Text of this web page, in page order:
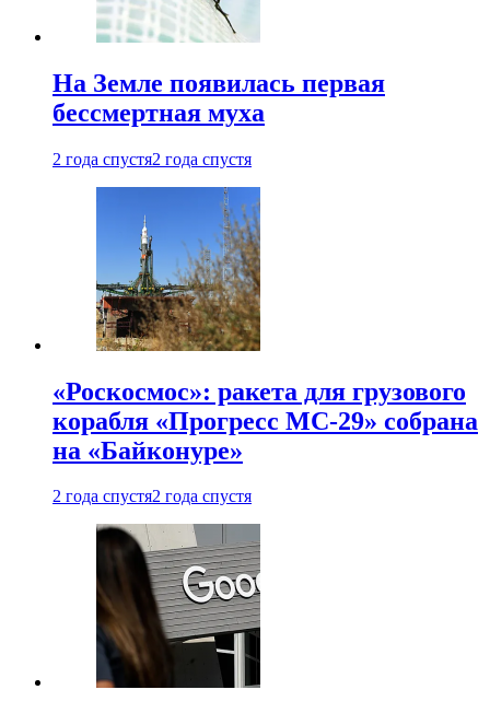
На Земле появилась первая
бессмертная муха
2 года спустя2 года спустя
«Роскосмос»: ракета для грузового
корабля «Прогресс МС-29» собрана
на «Байконуре»
2 года спустя2 года спустя